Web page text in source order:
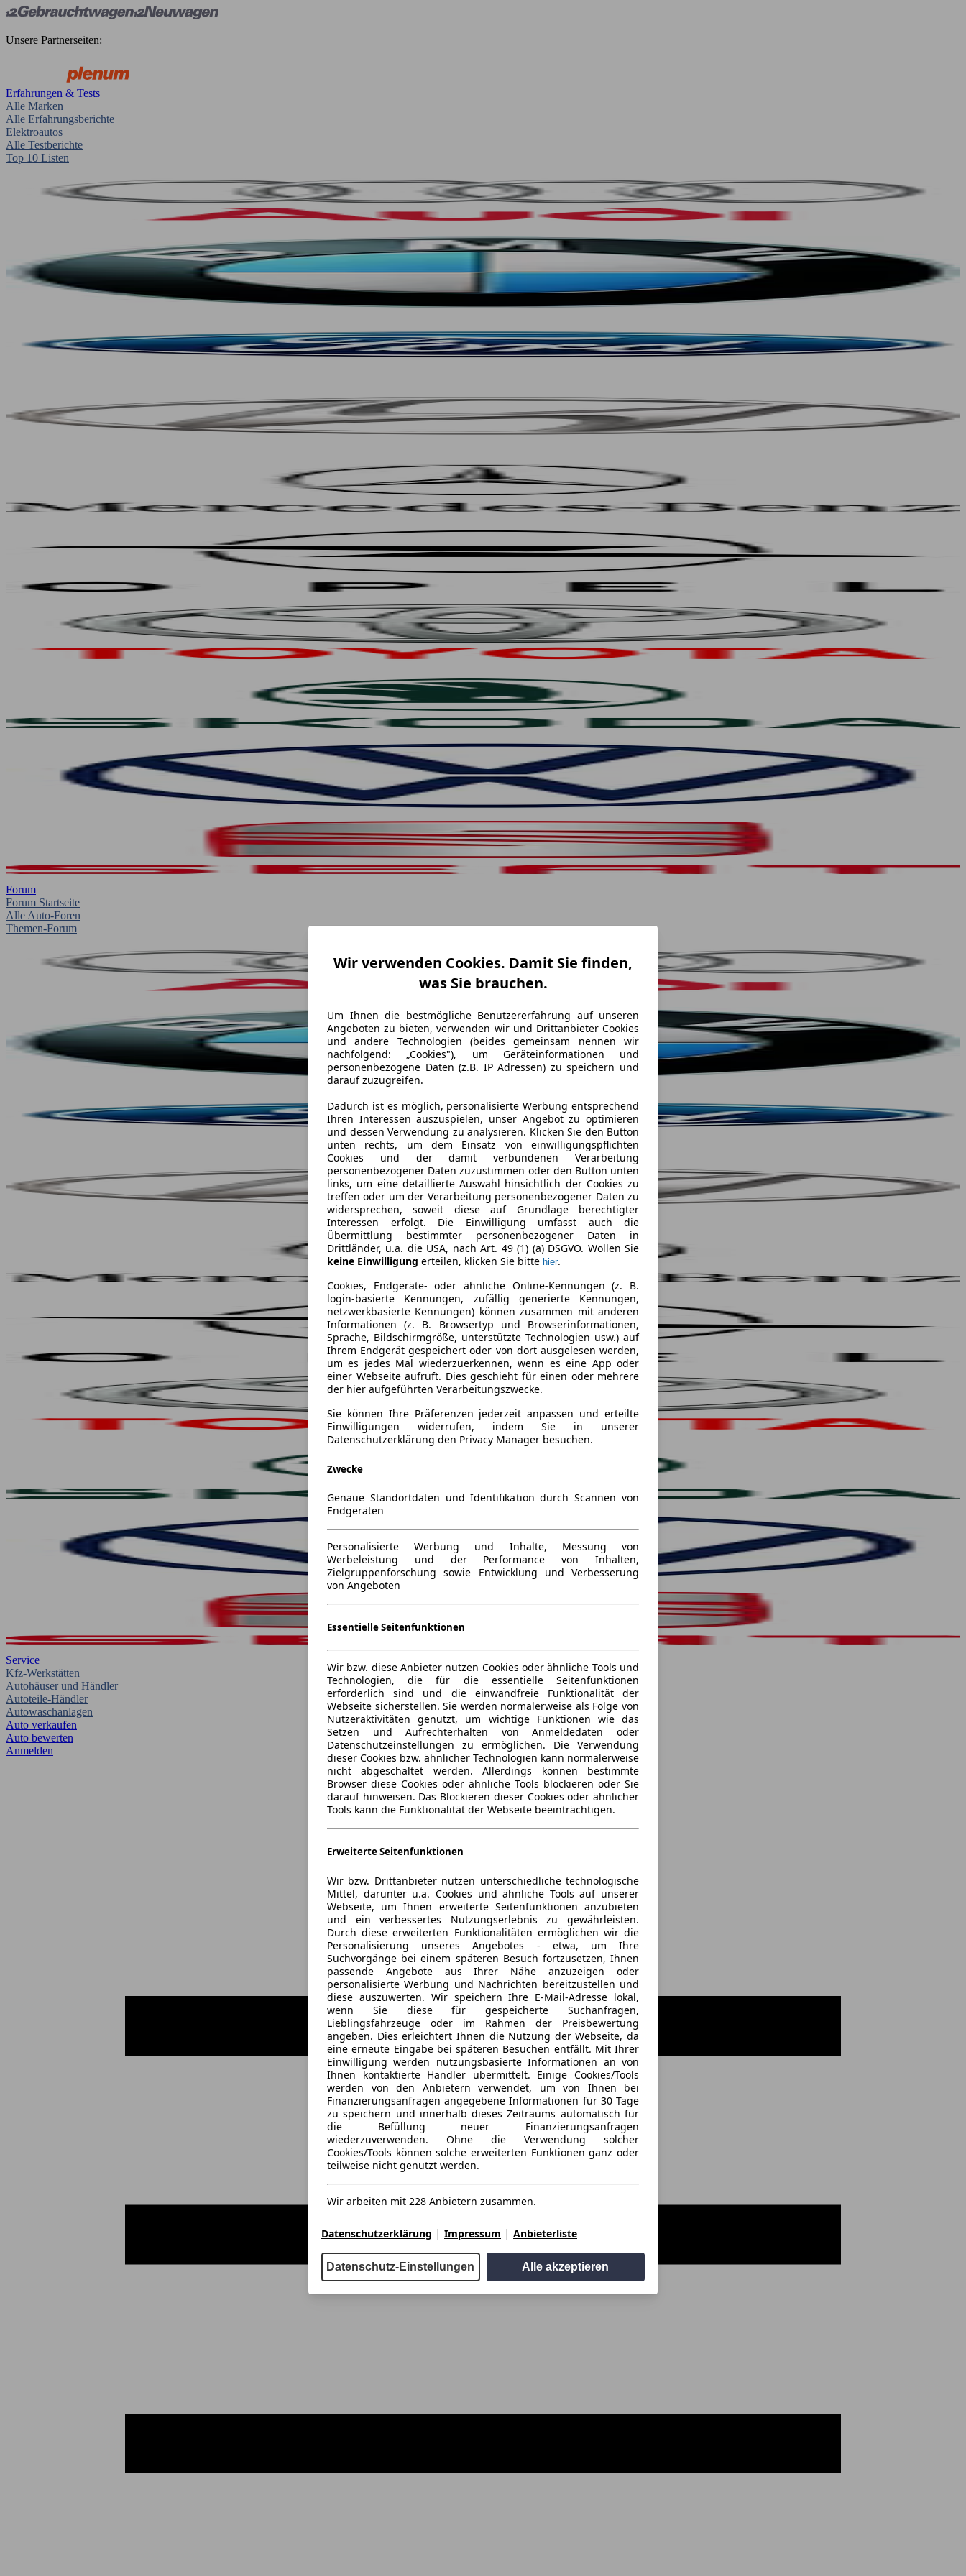
Unsere Partnerseiten:
Erfahrungen & Tests
Alle Marken
Alle Erfahrungsberichte
Elektroautos
Alle Testberichte
Top 10 Listen
Forum
Forum Startseite
Alle Auto-Foren
Themen-Forum
Service
Kfz-Werkstätten
Autohäuser und Händler
Autoteile-Händler
Autowaschanlagen
Auto verkaufen
Auto bewerten
Anmelden
Wir verwenden Cookies. Damit Sie finden,
was Sie brauchen.
Um Ihnen die bestmögliche Benutzererfahrung auf unseren
Angeboten zu bieten, verwenden wir und Drittanbieter Cookies
und andere Technologien (beides gemeinsam nennen wir
nachfolgend: „Cookies"), um Geräteinformationen und
personenbezogene Daten (z.B. IP Adressen) zu speichern und
darauf zuzugreifen.
Dadurch ist es möglich, personalisierte Werbung entsprechend
Ihren Interessen auszuspielen, unser Angebot zu optimieren
und dessen Verwendung zu analysieren. Klicken Sie den Button
unten rechts, um dem Einsatz von einwilligungspflichten
Cookies und der damit verbundenen Verarbeitung
personenbezogener Daten zuzustimmen oder den Button unten
links, um eine detaillierte Auswahl hinsichtlich der Cookies zu
treffen oder um der Verarbeitung personenbezogener Daten zu
widersprechen, soweit diese auf Grundlage berechtigter
Interessen erfolgt. Die Einwilligung umfasst auch die
Übermittlung bestimmter personenbezogener Daten in
Drittländer, u.a. die USA, nach Art. 49 (1) (a) DSGVO. Wollen Sie
keine Einwilligung erteilen, klicken Sie bitte hier.
Cookies, Endgeräte- oder ähnliche Online-Kennungen (z. B.
login-basierte Kennungen, zufällig generierte Kennungen,
netzwerkbasierte Kennungen) können zusammen mit anderen
Informationen (z. B. Browsertyp und Browserinformationen,
Sprache, Bildschirmgröße, unterstützte Technologien usw.) auf
Ihrem Endgerät gespeichert oder von dort ausgelesen werden,
um es jedes Mal wiederzuerkennen, wenn es eine App oder
einer Webseite aufruft. Dies geschieht für einen oder mehrere
der hier aufgeführten Verarbeitungszwecke.
Sie können Ihre Präferenzen jederzeit anpassen und erteilte
Einwilligungen widerrufen, indem Sie in unserer
Datenschutzerklärung den Privacy Manager besuchen.
Zwecke
Genaue Standortdaten und Identifikation durch Scannen von
Endgeräten
Personalisierte Werbung und Inhalte, Messung von
Werbeleistung und der Performance von Inhalten,
Zielgruppenforschung sowie Entwicklung und Verbesserung
von Angeboten
Essentielle Seitenfunktionen
Wir bzw. diese Anbieter nutzen Cookies oder ähnliche Tools und
Technologien, die für die essentielle Seitenfunktionen
erforderlich sind und die einwandfreie Funktionalität der
Webseite sicherstellen. Sie werden normalerweise als Folge von
Nutzeraktivitäten genutzt, um wichtige Funktionen wie das
Setzen und Aufrechterhalten von Anmeldedaten oder
Datenschutzeinstellungen zu ermöglichen. Die Verwendung
dieser Cookies bzw. ähnlicher Technologien kann normalerweise
nicht abgeschaltet werden. Allerdings können bestimmte
Browser diese Cookies oder ähnliche Tools blockieren oder Sie
darauf hinweisen. Das Blockieren dieser Cookies oder ähnlicher
Tools kann die Funktionalität der Webseite beeinträchtigen.
Erweiterte Seitenfunktionen
Wir bzw. Drittanbieter nutzen unterschiedliche technologische
Mittel, darunter u.a. Cookies und ähnliche Tools auf unserer
Webseite, um Ihnen erweiterte Seitenfunktionen anzubieten
und ein verbessertes Nutzungserlebnis zu gewährleisten.
Durch diese erweiterten Funktionalitäten ermöglichen wir die
Personalisierung unseres Angebotes - etwa, um Ihre
Suchvorgänge bei einem späteren Besuch fortzusetzen, Ihnen
passende Angebote aus Ihrer Nähe anzuzeigen oder
personalisierte Werbung und Nachrichten bereitzustellen und
diese auszuwerten. Wir speichern Ihre E-Mail-Adresse lokal,
wenn Sie diese für gespeicherte Suchanfragen,
Lieblingsfahrzeuge oder im Rahmen der Preisbewertung
angeben. Dies erleichtert Ihnen die Nutzung der Webseite, da
eine erneute Eingabe bei späteren Besuchen entfällt. Mit Ihrer
Einwilligung werden nutzungsbasierte Informationen an von
Ihnen kontaktierte Händler übermittelt. Einige Cookies/Tools
werden von den Anbietern verwendet, um von Ihnen bei
Finanzierungsanfragen angegebene Informationen für 30 Tage
zu speichern und innerhalb dieses Zeitraums automatisch für
die Befüllung neuer Finanzierungsanfragen
wiederzuverwenden. Ohne die Verwendung solcher
Cookies/Tools können solche erweiterten Funktionen ganz oder
teilweise nicht genutzt werden.
Wir arbeiten mit 228 Anbietern zusammen.
Datenschutzerklärung | Impressum | Anbieterliste
Datenschutz-Einstellungen Alle akzeptieren